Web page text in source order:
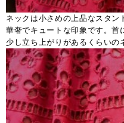
ネックは小さめの上品なスタン
華奢でキュートな印象です。首
少し立ち上がりがあるくらいの